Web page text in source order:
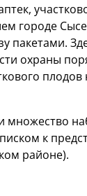
городе
пакетами.
охраны
множество
к
районе).